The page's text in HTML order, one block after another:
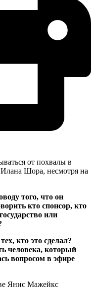
от похвалы в
Илана Шора, несмотря на
того, что он
кто спонсор, кто
или
кто это сделал?
человека, который
вопросом в эфире
Янис Мажейкс